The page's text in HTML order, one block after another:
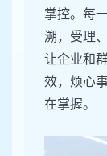
掌控。每
溯，受理
让企业和
效，烦心
在掌握。